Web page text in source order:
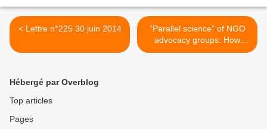
< Lettre n°225 30 juin 2014
“Parallel science” of NGO
advocacy groups: How
post-modernism
Hébergé par Overblog
Top articles
Pages